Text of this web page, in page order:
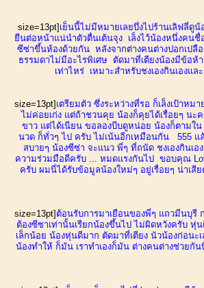
size=13pt]เย็นนี้ไม่มีหมายเลยบึ่งไปร้านเลิฟลี่ดู
ยืนต่อหน้าแน่นำตัวตื่นเต้นจุง เล็งไว้น้องหนึ่งคน
ซีซ่าขึ้นห้องด้วยกัน หลังจากต่างคนต่างปอกเป
ธรรมดาไม่มีอะไรพิเศษ ตัดมาที่เตียงน้องมีข้อ
เท่าไหร่ เหมาะสำหรับชงเองกินเอง
size=13pt]เตรียมตัว ซึ่งระหว่างที่รอ ก็เล็งเป้าห
ไม่ค่อยเก่ง แต่ถ้าชวนคุย น้องก็คุยได้เรื่อยๆ น
ขาว แต่ได้เนียน ขอลองบีบดูหน่อย น้องก็ตามใ
นวด ก็ทั่วๆ ไป ครับ ไม่เน้นอีกเหมือนกัน 555 แ
สบายๆ น้องซีซ่า จะแนว พี่ๆ ที่ถนัด ชงเองกินเอ
ความร่วมมือดีครับ ... หมดแรงกันไป ขอบคุณ
ครับ ผมนี่ได้รับข้อมูลน้องใหม่ๆ อยู่เรื่อยๆ น่าเ
size=13pt]ต้อนรับการมาเยือนของพี่ๆ แถวมีนบุรี
ต้องซีซาเท่านั้นเรียกน้องขึ้นไป ไม่ผิดหวังครับ หุ่
เล็กน้อย น้องหุ่นดีมาก ตัดมาที่เตียง นัวน้องก่อน
น้องทำให้ ก็มัน เราทำเองก็มัน ต่างคนต่างช่วยกั